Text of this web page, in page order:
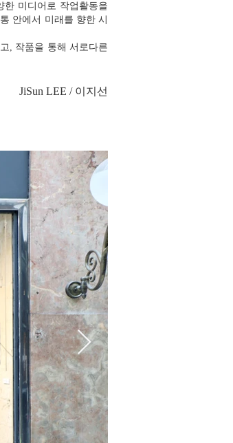
한 미디어로 작업활동을
안에서 미래를 향한 시
, 작품을 통해 서로다른
JiSun LEE / 이지선